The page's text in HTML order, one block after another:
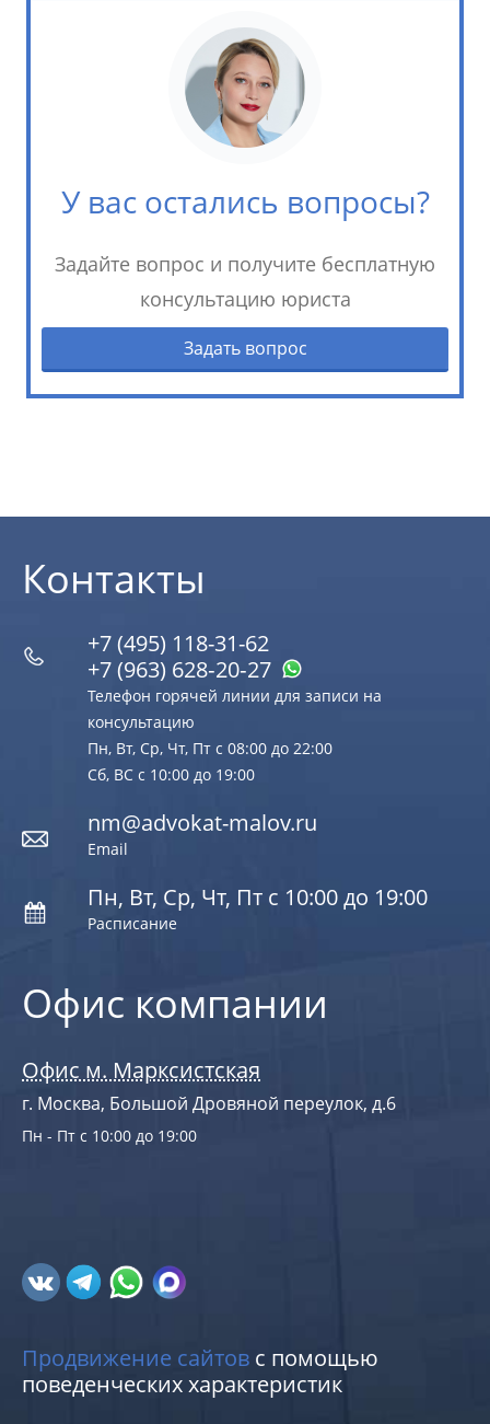
У вас остались вопросы?
Задайте вопрос и получите бесплатную
консультацию юриста
Задать вопрос
Офис компании
Офис м. Марксистская
г. Москва, Большой Дровяной переулок, д.6
Пн - Пт с 10:00 до 19:00
Контакты
+7 (495) 118-31-62
+7 (963) 628‑20‑27
Телефон горячей линии для записи на
консультацию
Пн, Вт, Ср, Чт, Пт с 08:00 до 22:00
Сб, ВС с 10:00 до 19:00
nm@advokat-malov.ru
Email
Пн, Вт, Ср, Чт, Пт с 10:00 до 19:00
Расписание
Продвижение сайтов с помощью
поведенческих характеристик